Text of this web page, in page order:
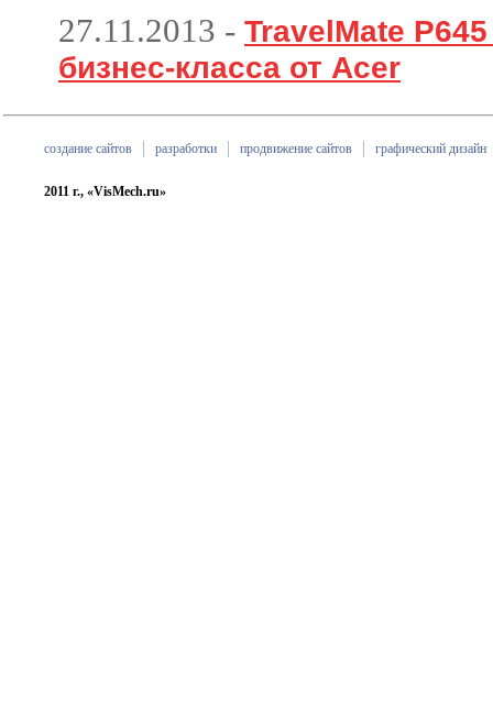
27.11.2013 - TravelMate
бизнес-класса от Acer
создание сайтов разработки продвижение сайтов графический дизайн
2011 г., «VisMech.ru»